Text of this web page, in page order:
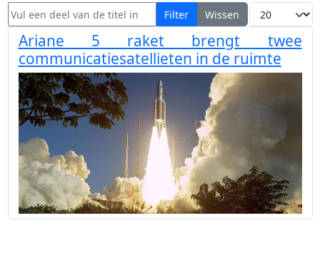
Vul een deel van de titel in Filter Wissen Toon #
Ariane 5 raket brengt twee
communicatiesatellieten in de ruimte